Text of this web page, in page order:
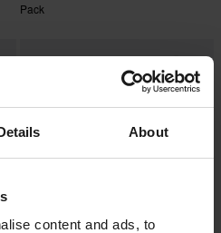
About
content and ads, to
Pack